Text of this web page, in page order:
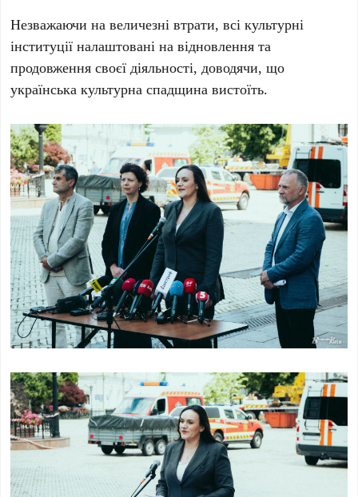
Незважаючи на величезні втрати, всі культурні
інституції налаштовані на відновлення та
продовження своєї діяльності, доводячи, що
українська культурна спадщина вистоїть.